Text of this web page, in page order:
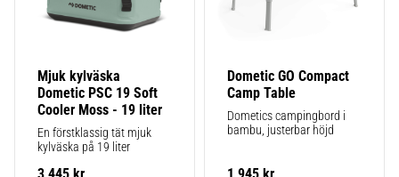
Mjuk kylväska
Dometic PSC 19 Soft
Cooler Moss - 19 liter
En förstklassig tät mjuk
kylväska på 19 liter
Dometic GO Compact
Camp Table
Dometics campingbord i
bambu, justerbar höjd